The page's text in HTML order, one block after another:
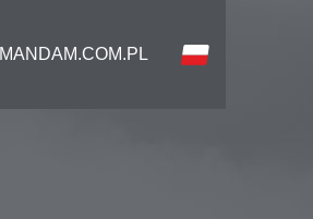
MANDAM.COM.PL